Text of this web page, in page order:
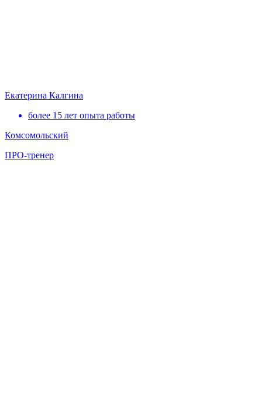
Екатерина Калгина
более 15 лет опыта работы
Комсомольский
ПРО-тренер